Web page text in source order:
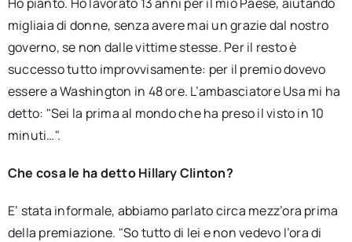
migliaia di donne, senza avere mai un grazie dal nostro
governo, se non dalle vittime stesse. Per il resto è
successo tutto improvvisamente: per il premio dovevo
essere a Washington in 48 ore. L’ambasciatore Usa mi ha
detto: "Sei la prima al mondo che ha preso il visto in 10
minuti…".
Che cosa le ha detto Hillary Clinton?
E’ stata informale, abbiamo parlato circa mezz’ora prima
della premiazione. "So tutto di lei e non vedevo l’ora di